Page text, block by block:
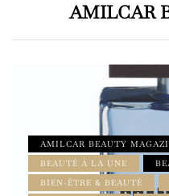
AMILCAR
AMILCAR BEAUTY
BEAUTÉ À LA UNE
BIEN-ÊTRE & BEAUTÉ